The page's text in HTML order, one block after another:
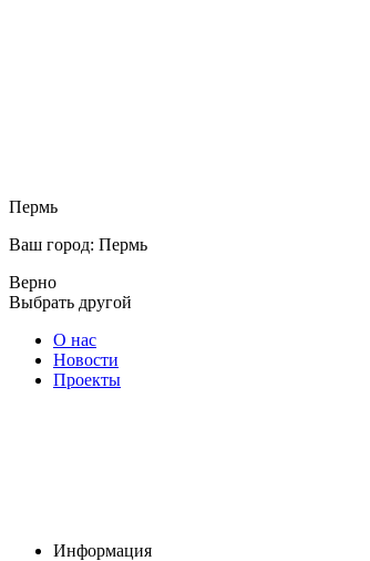
Пермь
Ваш город: Пермь
Верно
Выбрать другой
О нас
Новости
Проекты
Информация